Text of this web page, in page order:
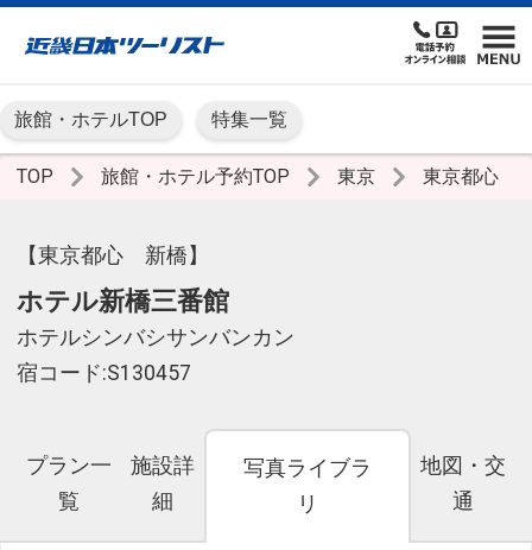
旅館・ホテルTOP 特集一覧
TOP 旅館・ホテル予約TOP 東京 東京都心
【東京都心 新橋】
ホテル新橋三番館
ホテルシンバシサンバンカン
宿コード:S130457
プラン一
覧
施設詳
細
写真ライブラ
リ
地図・交
通